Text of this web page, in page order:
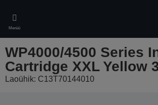
main
content
Menüü
WP4000/4500 Series
Cartridge XXL Yellow
Laoühik: C13T70144010